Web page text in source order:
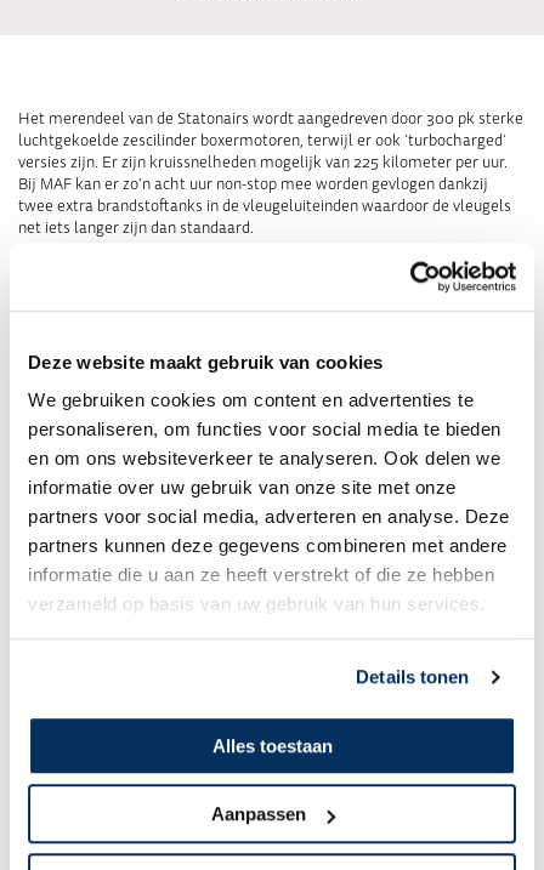
Deze website maakt gebruik van cookies
We gebruiken cookies om content en advertenties te
personaliseren, om functies voor social media te bieden
en om ons websiteverkeer te analyseren. Ook delen we
informatie over uw gebruik van onze site met onze
partners voor social media, adverteren en analyse. Deze
partners kunnen deze gegevens combineren met andere
informatie die u aan ze heeft verstrekt of die ze hebben
verzameld op basis van uw gebruik van hun services.
Details tonen
Alles toestaan
Aanpassen
Het merendeel van de Statonairs wordt aangedreven door 300 pk sterke
luchtgekoelde zescilinder boxermotoren, terwijl er ook ‘turbocharged’
versies zijn. Er zijn kruissnelheden mogelijk van 225 kilometer per uur.
Bij MAF kan er zo’n acht uur non-stop mee worden gevlogen dankzij
twee extra brandstoftanks in de vleugeluiteinden waardoor de vleugels
net iets langer zijn dan standaard.
Dat heeft nog een voordeel: betere vliegeigenschappen bij lage
snelheden! Daardoor komen de STOL (Short Take-Off and Landing)
eigenschappen van deze Cessna nog beter tot hun recht bij vertrek van
in bijvoorbeeld bergachtig terrein met obstakels aan het einde van een
Kortgeleden vierde MAF Lesotho een heugelijk moment: de achtste
inspectie van “Charlie”, een Cessna 206, werd voltooid. Wat was hieraan
anders dan de duizenden inspecties die dag in dag uit in de MAF-hangars
worden gedaan? Deze keuring werd uitgevoerd door een volledig lokaal
team. Alle technici komen uit Lesotho en zijn bij MAF begonnen als
hangaarmedewerkers. In 2016 startte een programma om hen een
opleiding te bieden tot gecertificeerde vliegtuigtechnici.